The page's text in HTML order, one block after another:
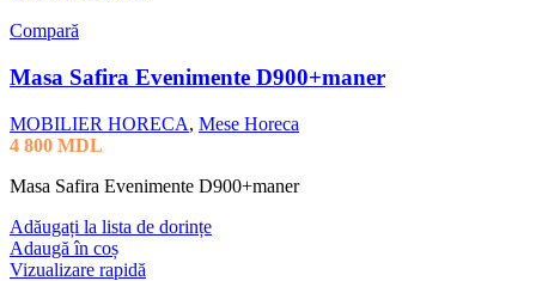
Compară
Masa Safira Evenimente D900+maner
MOBILIER HORECA, Mese Horeca
4 800 MDL
Masa Safira Evenimente D900+maner
Adăugați la lista de dorințe
Adaugă în coș
Vizualizare rapidă